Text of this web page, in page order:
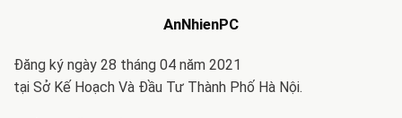
AnNhienPC
Đăng ký ngày 28 tháng 04 năm 2021
tại Sở Kế Hoạch Và Đầu Tư Thành Phố Hà Nội.